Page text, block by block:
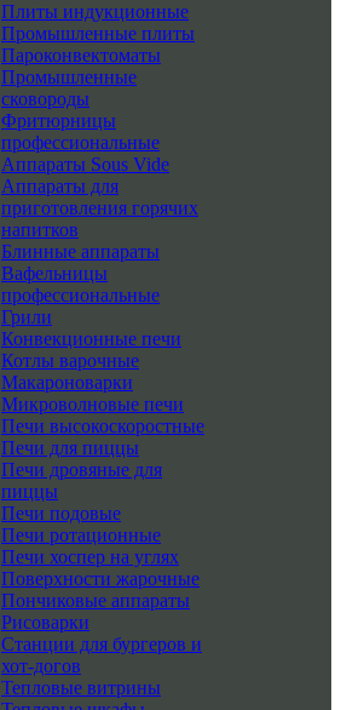
Плиты индукционные
Промышленные плиты
Пароконвектоматы
Промышленные
сковороды
Фритюрницы
профессиональные
Аппараты Sous Vide
Аппараты для
приготовления горячих
напитков
Блинные аппараты
Вафельницы
профессиональные
Грили
Конвекционные печи
Котлы варочные
Макароноварки
Микроволновые печи
Печи высокоскоростные
Печи для пиццы
Печи дровяные для
пиццы
Печи подовые
Печи ротационные
Печи хоспер на углях
Поверхности жарочные
Пончиковые аппараты
Рисоварки
Станции для бургеров и
хот-догов
Тепловые витрины